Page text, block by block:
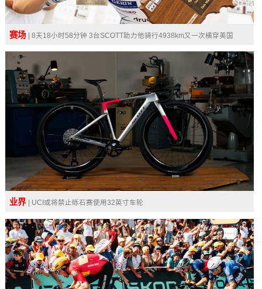
赛场 | 8天18小时58分钟 3台SCOTT助力他骑行4938km又一次横穿美国
业界 | UCI或将禁止砾石赛使用32英寸车轮